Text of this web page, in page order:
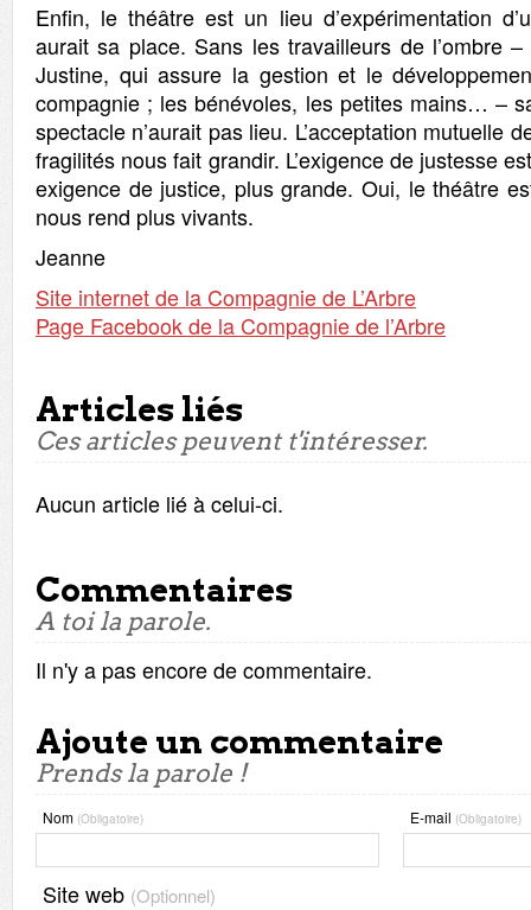
Enfin, le théâtre est un lieu d’expérimentation
aurait sa place. Sans les travailleurs de l’ombre
Justine, qui assure la gestion et le
compagnie ; les bénévoles, les petites mains… –
spectacle n’aurait pas lieu. L’acceptation mutuelle
fragilités nous fait grandir. L’exigence de justesse
exigence de justice, plus grande. Oui, le théâtre
nous rend plus vivants.
Jeanne
Site internet de la Compagnie de L’Arbre
Page Facebook de la Compagnie de l’Arbre
Articles liés
Ces articles peuvent t'intéresser.
Aucun article lié à celui-ci.
Commentaires
A toi la parole.
Il n'y a pas encore de commentaire.
Ajoute un commentaire
Prends la parole !
Nom (Obligatoire) E-mail (Obligatoire)
Site web (Optionnel)